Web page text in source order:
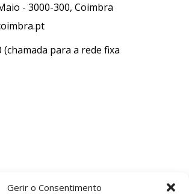
Gerir o Consentimento
- 3000-300, Coimbra
(chamada para a rede fixa